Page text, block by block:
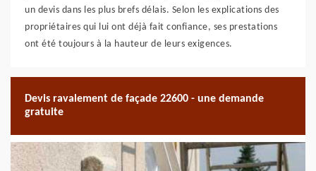
un devis dans les plus brefs délais. Selon les explications des
propriétaires qui lui ont déjà fait confiance, ses prestations
ont été toujours à la hauteur de leurs exigences.
Devis ravalement de façade 22600 - une demande
gratuite